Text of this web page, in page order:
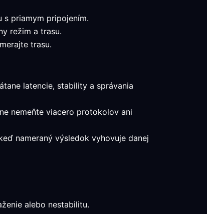
s priamym pripojením.
režim a trasu.
trasu.
latencie, stability a správania
nemeňte viacero protokolov ani
nameraný výsledok vyhovuje danej
alebo nestabilitu.